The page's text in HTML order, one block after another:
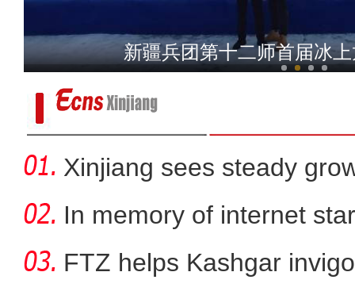
塔克拉玛干北缘现冰裂奇观 罗布
新疆兵团第十二师首届冰
Xinjiang sees steady
In memory of internet
FTZ helps Kashgar